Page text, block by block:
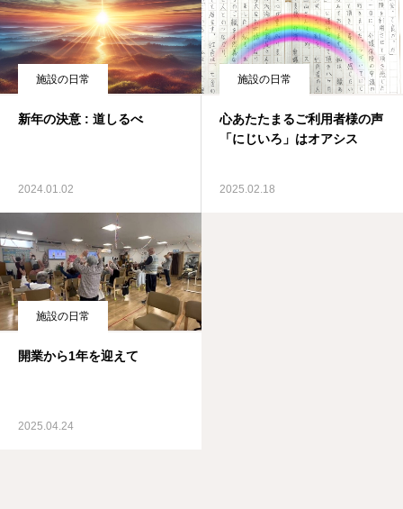
施設の日常
新年の決意 : 道しるべ
2024.01.02
施設の日常
心あたたまるご利用者様の声
「にじいろ」はオアシス
2025.02.18
施設の日常
開業から1年を迎えて
2025.04.24